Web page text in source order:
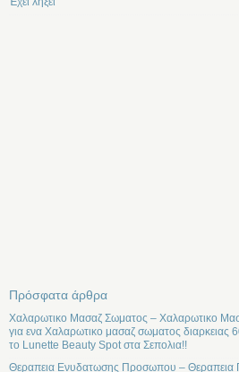
Πρόσφατα άρθρα
Χαλαρωτικο Μασαζ Σωματος – Χαλαρωτικο
για ενα Χαλαρωτικο μασαζ σωματος
το Lunette Beauty Spot στα Σεπολια!!
Θεραπεια Ενυδατωσης Προσωπου –